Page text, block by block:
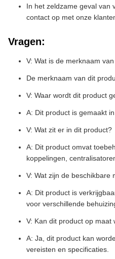
In het zeldzame geval van
contact op met onze
Vragen:
V: Wat is de merknaam
De merknaam van dit
V: Waar wordt dit product
A: Dit product is gemaakt in
V: Wat zit er in dit product?
A: Dit product omvat
koppelingen,
V: Wat zijn de beschikbare
A: Dit product is
voor verschillende
V: Kan dit product op maat
A: Ja, dit product kan
vereisten en specificaties.